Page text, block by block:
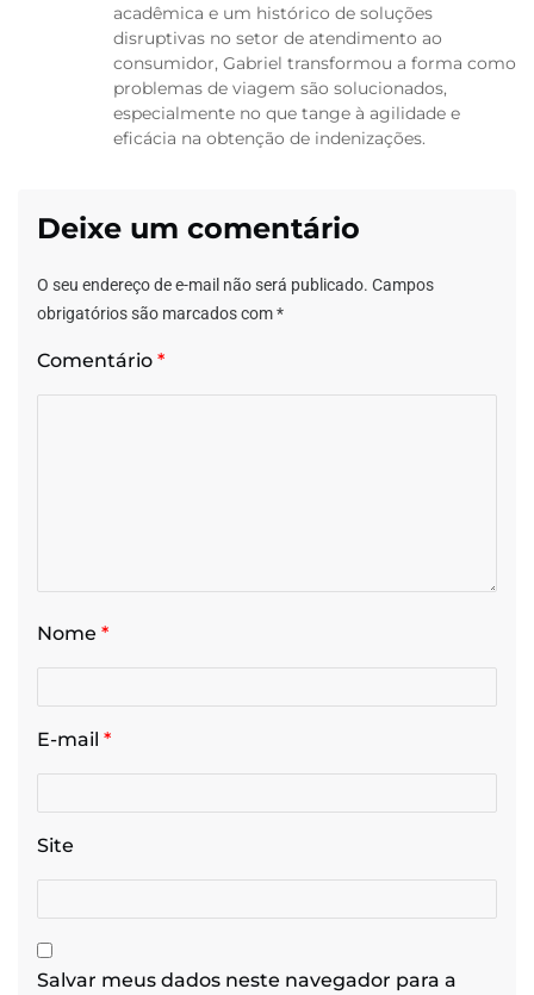
acadêmica e um histórico de soluções
disruptivas no setor de atendimento ao
consumidor, Gabriel transformou a forma como
problemas de viagem são solucionados,
especialmente no que tange à agilidade e
eficácia na obtenção de indenizações.
Deixe um comentário
O seu endereço de e-mail não será publicado. Campos
obrigatórios são marcados com*
Comentário *
Nome *
E-mail *
Site
Salvar meus dados neste navegador para a